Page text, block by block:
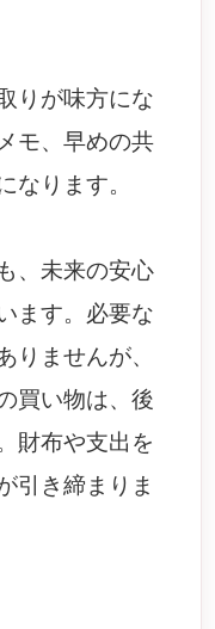
りが味方にな
モ、早めの共
なります。
、未来の安心
ます。必要な
りませんが、
買い物は、後
財布や支出を
引き締まりま